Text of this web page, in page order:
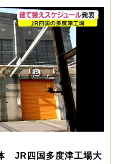
JR四国多度津工場大